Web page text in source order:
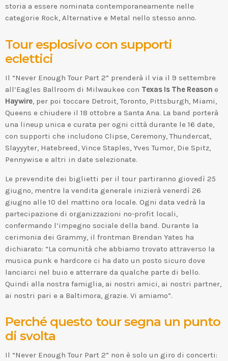
storia a essere nominata contemporaneamente nelle
categorie Rock, Alternative e Metal nello stesso anno.
Tour esplosivo con supporti
eclettici
Il “Never Enough Tour Part 2” prenderà il via il 9 settembre
all’Eagles Ballroom di Milwaukee con Texas Is The Reason e
Haywire, per poi toccare Detroit, Toronto, Pittsburgh, Miami,
Queens e chiudere il 18 ottobre a Santa Ana. La band porterà
una lineup unica e curata per ogni città durante le 16 date,
con supporti che includono Clipse, Ceremony, Thundercat,
Slayyyter, Hatebreed, Vince Staples, Yves Tumor, Die Spitz,
Pennywise e altri in date selezionate.
Le prevendite dei biglietti per il tour partiranno giovedì 25
giugno, mentre la vendita generale inizierà venerdì 26
giugno alle 10 del mattino ora locale. Ogni data vedrà la
partecipazione di organizzazioni no-profit locali,
confermando l’impegno sociale della band. Durante la
cerimonia dei Grammy, il frontman Brendan Yates ha
dichiarato: “La comunità che abbiamo trovato attraverso la
musica punk e hardcore ci ha dato un posto sicuro dove
lanciarci nel buio e atterrare da qualche parte di bello.
Quindi alla nostra famiglia, ai nostri amici, ai nostri partner,
ai nostri pari e a Baltimora, grazie. Vi amiamo”.
Perché questo tour segna un punto
di svolta
Il “Never Enough Tour Part 2” non è solo un giro di concerti: